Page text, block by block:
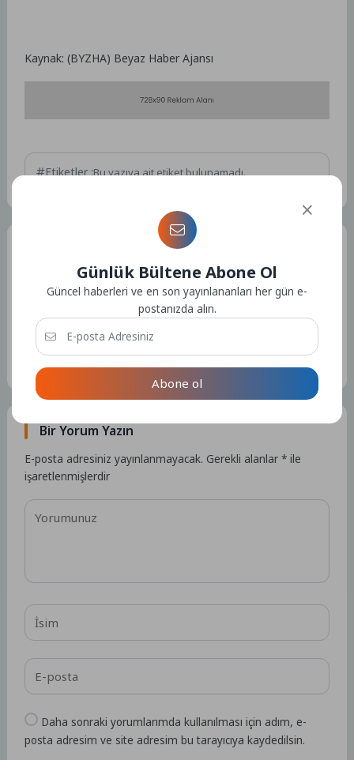
Kaynak: (BYZHA) Beyaz Haber Ajansı
Etiketler :Bu yazıya ait etiket bulunamadı.
Kullanıcıya ait herhangi bir sosyal medya veya iletişim bilgisi
bulunmamaktadır.
15304 Yazı
Bir Yorum Yazın
E-posta adresiniz yayınlanmayacak. Gerekli alanlar* ile
işaretlenmişlerdir
Daha sonraki yorumlarımda kullanılması için adım, e-
posta adresim ve site adresim bu tarayıcıya kaydedilsin.
Günlük Bültene Abone Ol
Güncel haberleri ve en son yayınlananları her gün e-
postanızda alın.
Abone ol